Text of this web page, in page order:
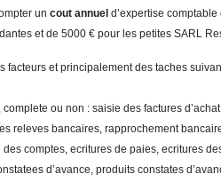
un cout annuel d’expertise
et de 5000 € pour les petites SARL
facteurs et principalement des taches
, complete ou non : saisie des factures
releves bancaires, rapprochement
comptes, ecritures de paies, ecritures
d’avance, produits constates